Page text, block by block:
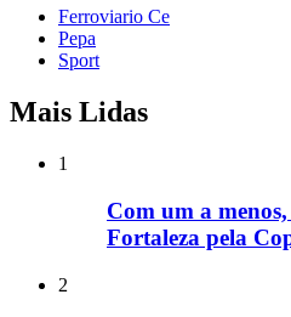
Ferroviario Ce
Pepa
Sport
Mais Lidas
1
Com um a
Fortaleza pela
2